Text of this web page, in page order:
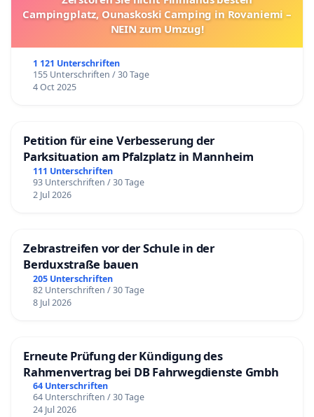
Campingplatz, Ounaskoski Camping in Rovaniemi –
NEIN zum Umzug!
1 121 Unterschriften
155 Unterschriften / 30 Tage
4 Oct 2025
Petition für eine Verbesserung der
Parksituation am Pfalzplatz in Mannheim
111 Unterschriften
93 Unterschriften / 30 Tage
2 Jul 2026
Zebrastreifen vor der Schule in der
Berduxstraße bauen
205 Unterschriften
82 Unterschriften / 30 Tage
8 Jul 2026
Erneute Prüfung der Kündigung des
Rahmenvertrag bei DB Fahrwegdienste Gmbh
64 Unterschriften
64 Unterschriften / 30 Tage
24 Jul 2026